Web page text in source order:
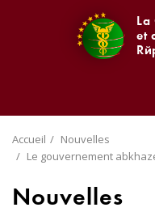
La
et
Accueil
Nouvelles
Le gouvernement
Nouvelles